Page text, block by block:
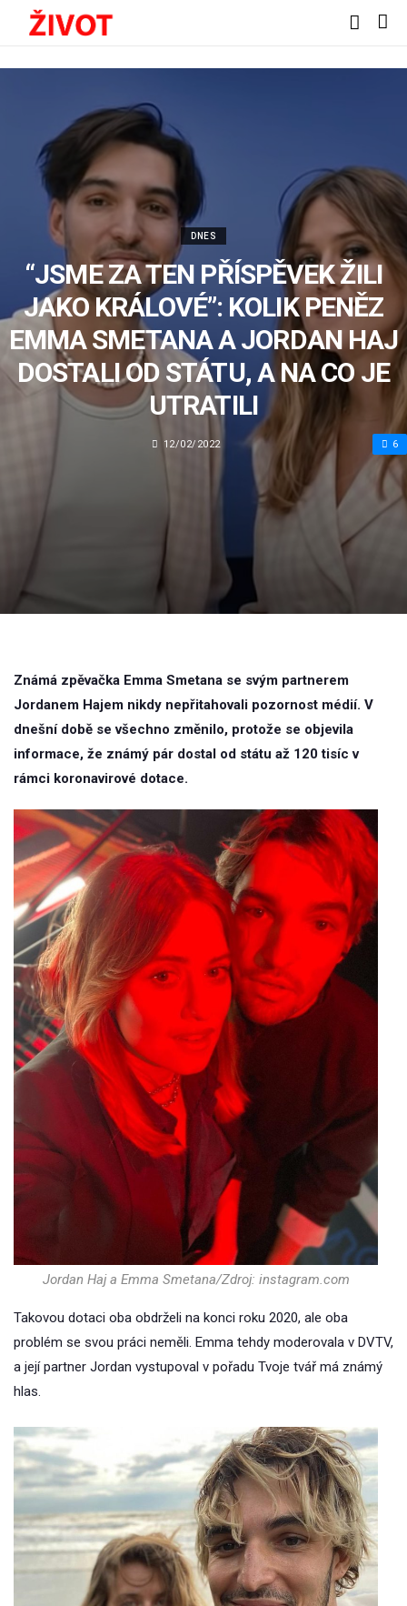
DNES
“JSME ZA TEN PŘÍSPĚVEK ŽILI
JAKO KRÁLOVÉ”: KOLIK PENĚZ
EMMA SMETANA A JORDAN HAJ
DOSTALI OD STÁTU, A NA CO JE
UTRATILI
12/02/2022 6
Známá zpěvačka Emma Smetana se svým partnerem
Jordanem Hajem nikdy nepřitahovali pozornost médií. V
dnešní době se všechno změnilo, protože se objevila
informace, že známý pár dostal od státu až 120 tisíc v
rámci koronavirové dotace.
Jordan Haj a Emma Smetana/Zdroj: instagram.com
Takovou dotaci oba obdrželi na konci roku 2020, ale oba
problém se svou práci neměli. Emma tehdy moderovala v DVTV,
a její partner Jordan vystupoval v pořadu Tvoje tvář má známý
hlas.